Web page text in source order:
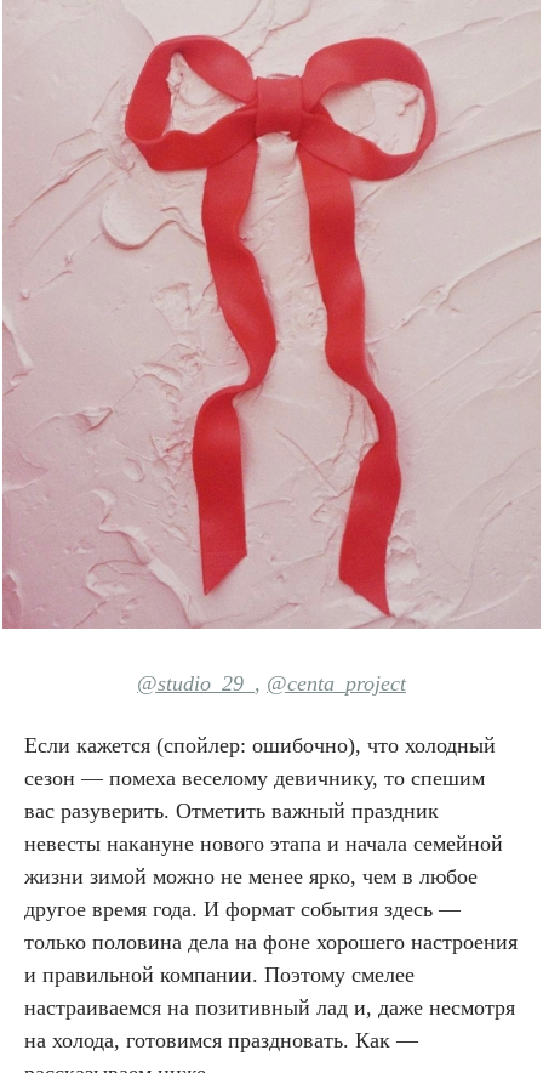
@studio_29_ , @centa_project
Если кажется (спойлер: ошибочно), что холодный
сезон — помеха веселому девичнику, то спешим
вас разуверить. Отметить важный праздник
невесты накануне нового этапа и начала семейной
жизни зимой можно не менее ярко, чем в любое
другое время года. И формат события здесь —
только половина дела на фоне хорошего настроения
и правильной компании. Поэтому смелее
настраиваемся на позитивный лад и, даже несмотря
на холода, готовимся праздновать. Как —